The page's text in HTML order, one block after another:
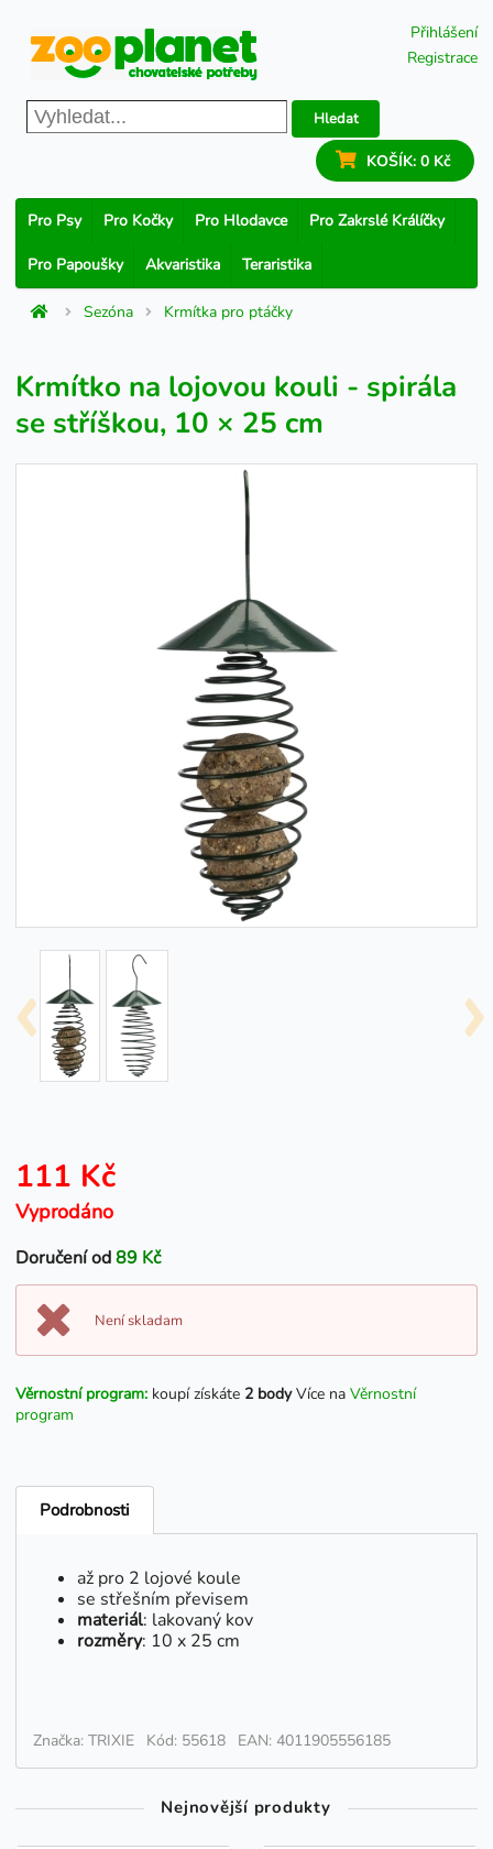
Přihlášení
Registrace
Hledat
KOŠÍK: 0 Kč
Pro Psy Pro Kočky Pro Hlodavce Pro Zakrslé Králíčky
Pro Papoušky Akvaristika Teraristika
Sezóna Krmítka pro ptáčky
Krmítko na lojovou kouli - spirála
se stříškou, 10 × 25 cm
111 Kč
Vyprodáno
Doručení od89 Kč
Není skladam
Věrnostní program: koupí získáte 2 bodyVíce na Věrnostní
program
Podrobnosti
až pro 2 lojové koule
se střešním převisem
materiál: lakovaný kov
rozměry: 10 x 25 cm
Značka: TRIXIE Kód: 55618 EAN: 4011905556185
Nejnovější produkty